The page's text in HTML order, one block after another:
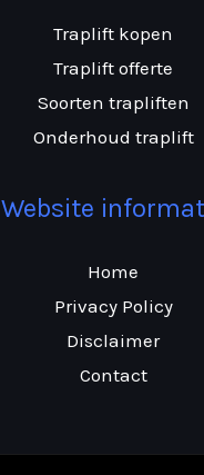
Traplift kopen
Traplift offerte
Soorten trapliften
Onderhoud traplift
Website
Home
Privacy Policy
Disclaimer
Contact